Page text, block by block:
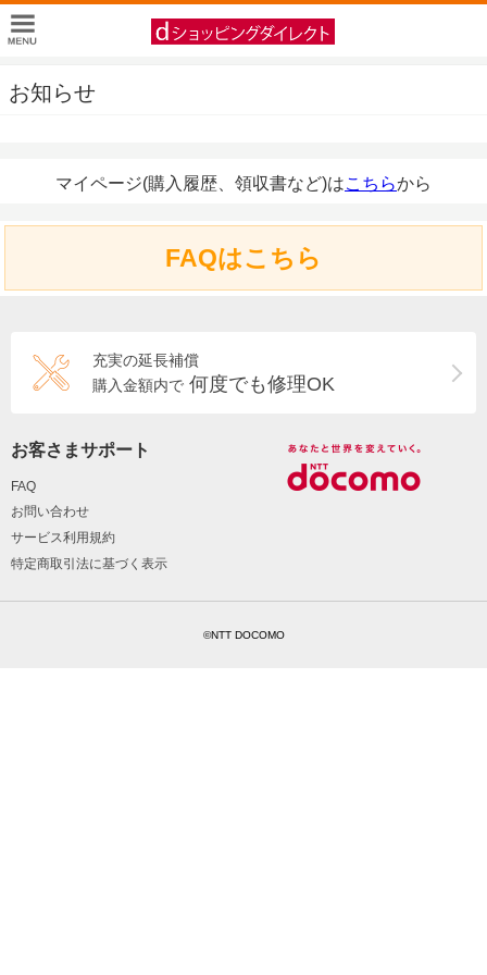
お知らせ
マイページ(購入履歴、領収書など)はこちらから
FAQはこちら
充実の延長補償
購入金額内で 何度でも修理OK
お客さまサポート
FAQ
お問い合わせ
サービス利用規約
特定商取引法に基づく表示
©NTT DOCOMO